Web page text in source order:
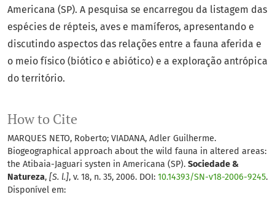
How to Cite
MARQUES NETO, Roberto; VIADANA, Adler Guilherme.
Biogeographical approach about the wild fauna in altered areas:
the Atibaia-Jaguari systen in Americana (SP). Sociedade &
Natureza, [S. l.], v. 18, n. 35, 2006. DOI: 10.14393/SN-v18-2006-9245.
Disponível em:
Americana (SP). A pesquisa se encarregou da listagem das
espécies de répteis, aves e mamíferos, apresentando e
discutindo aspectos das relações entre a fauna aferida e
o meio físico (biótico e abiótico) e a exploração antrópica
do território.